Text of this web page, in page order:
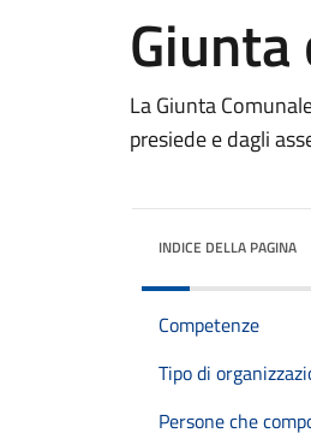
La Giunta
presiede e dagli
INDICE DELLA PAGINA
Competenze
Tipo di
Persone che